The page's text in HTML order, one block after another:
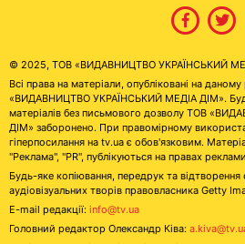
© 2025, ТОВ «ВИДАВНИЦТВО УКРАЇНСЬКИЙ
Всі права на матеріали, опубліковані на
«ВИДАВНИЦТВО УКРАЇНСЬКИЙ МЕДІА ДІМ».
матеріалів без письмового дозволу ТОВ
ДІМ» заборонено. При правомірному
гіперпосилання на tv.ua є обов'язковим.
"Реклама", "PR", публікуються на правах
Будь-яке копіювання, передрук та відтворення
аудіовізуальних творів правовласника Getty
E-mail редакції: info@tv.ua
Головний редактор Олександр Ківа: